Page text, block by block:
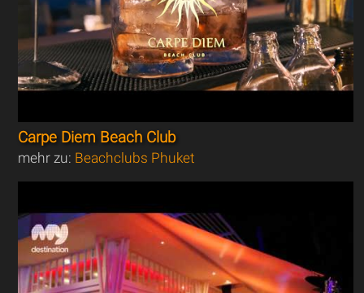
Carpe Diem Beach Club
mehr zu: Beachclubs Phuket